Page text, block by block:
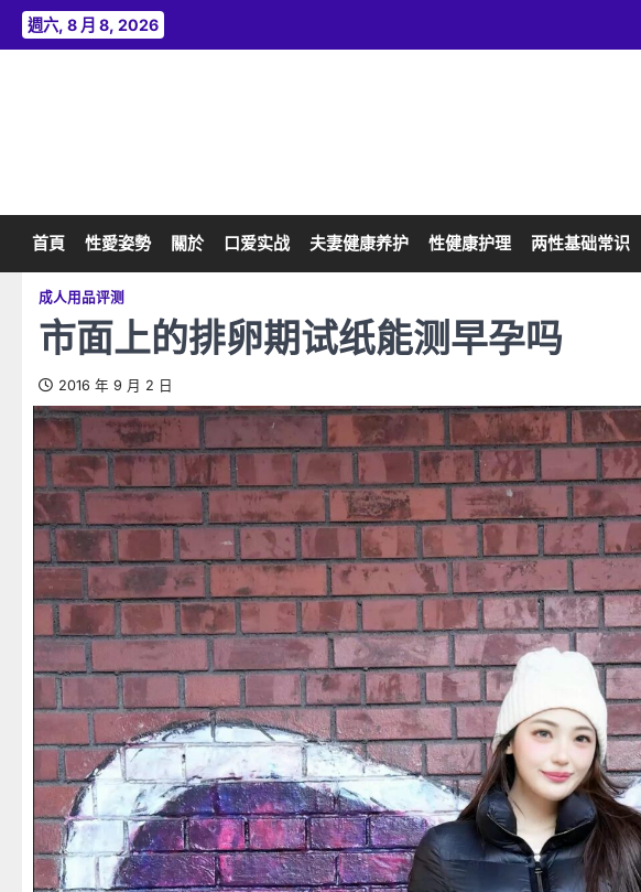
Skip
週六, 8 月 8, 2026
首頁 性愛姿勢 關於 口爱实战 夫妻健康养护 性健康护理 两性基础常识
成人用品评测
市面上的排卵期试纸能测早孕吗
2016 年 9 月 2 日